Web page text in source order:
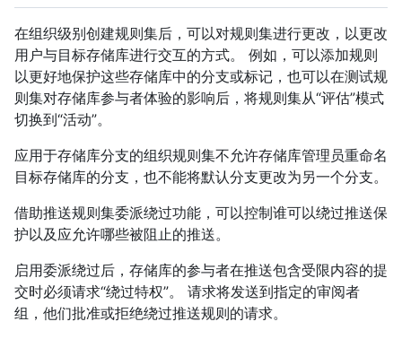
在组织级别创建规则集后，可以对规则集进行更改，以更改
用户与目标存储库进行交互的方式。 例如，可以添加规则
以更好地保护这些存储库中的分支或标记，也可以在测试规
则集对存储库参与者体验的影响后，将规则集从“评估”模式
切换到“活动”。
应用于存储库分支的组织规则集不允许存储库管理员重命名
目标存储库的分支，也不能将默认分支更改为另一个分支。
借助推送规则集委派绕过功能，可以控制谁可以绕过推送保
护以及应允许哪些被阻止的推送。
启用委派绕过后，存储库的参与者在推送包含受限内容的提
交时必须请求“绕过特权”。 请求将发送到指定的审阅者
组，他们批准或拒绝绕过推送规则的请求。